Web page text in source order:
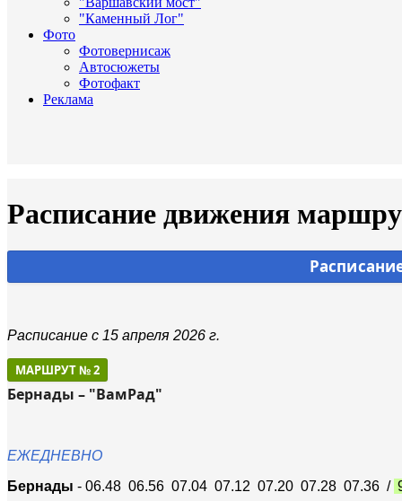
"Каменный Лог"
Фото
Фотовернисаж
Автосюжеты
Фотофакт
Реклама
Расписание движения
Расписание с 15 апреля 2026 г.
МАРШРУТ № 2
Бернады – "ВамРад"
ЕЖЕДНЕВНО
Бернады - 06.48 06.56 07.04 07.12 07.20 07.28 07.36 /